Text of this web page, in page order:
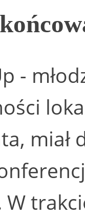
-
miał